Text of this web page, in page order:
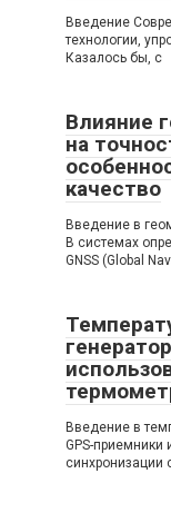
Введение
технологии,
Казалось бы, с
Влияние
на
качество
Введение в
В системах
GNSS (Global
Введение в
GPS-приемники
синхронизации